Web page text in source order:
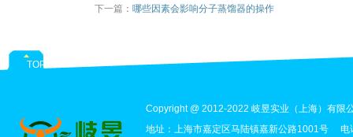
下一篇： 哪些因素会影响分子蒸馏器的操作
TOP
Copyright @ 2012-2022 岐昱实业（上海）有限
地址：上海市嘉定区马陆镇嘉新公路1001号 电